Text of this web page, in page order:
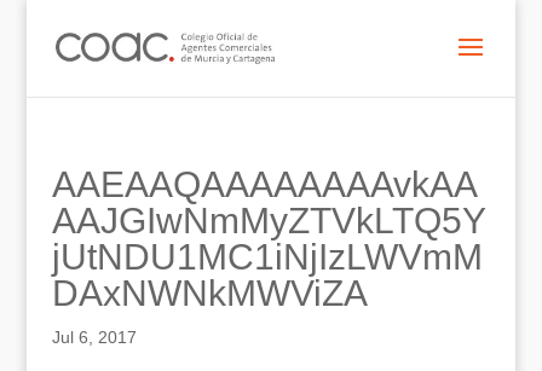
AAEAAQAAAAAAAAvkAA
AAJGIwNmMyZTVkLTQ5Y
jUtNDU1MC1iNjIzLWVmM
DAxNWNkMWViZA
Jul 6, 2017